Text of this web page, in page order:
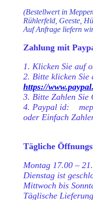
(Bestellwert in
Rühlerfeld, Geeste,
Auf Anfrage liefern
Zahlung mit
1. Klicken Sie auf
2. Bitte klicken Sie
https://
3. Bitte Zahlen Sie
4. Paypal id:
oder Einfach
Tägliche
Montag 17.00 –
Dienstag ist
Mittwoch bis
Täglische